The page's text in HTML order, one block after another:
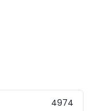
4974